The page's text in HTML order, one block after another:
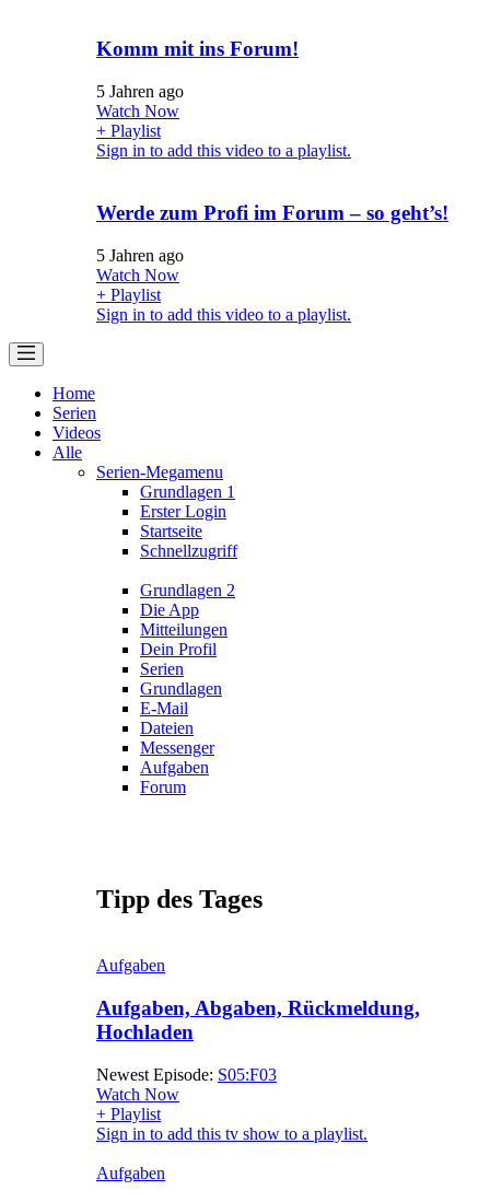
Komm mit ins Forum!
5 Jahren ago
Watch Now
+ Playlist
Sign in to add this video to a playlist.
Werde zum Profi im Forum – so geht’s!
5 Jahren ago
Watch Now
+ Playlist
Sign in to add this video to a playlist.
Home
Serien
Videos
Alle
Serien-Megamenu
Grundlagen 1
Erster Login
Startseite
Schnellzugriff
Grundlagen 2
Die App
Mitteilungen
Dein Profil
Serien
Grundlagen
E-Mail
Dateien
Messenger
Aufgaben
Forum
Tipp des Tages
Aufgaben
Aufgaben, Abgaben, Rückmeldung,
Hochladen
Newest Episode: S05:F03
Watch Now
+ Playlist
Sign in to add this tv show to a playlist.
Aufgaben